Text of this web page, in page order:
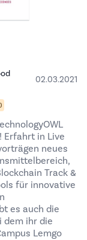
02.03.2021
Erfahrt in Live
neues
Track &
für innovative
es auch die
dem ihr die
Lemgo